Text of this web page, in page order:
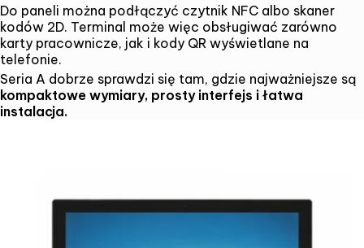
Do paneli można podłączyć czytnik NFC albo skaner
kodów 2D. Terminal może więc obsługiwać zarówno
karty pracownicze, jak i kody QR wyświetlane na
telefonie.
Seria A dobrze sprawdzi się tam, gdzie najważniejsze są
kompaktowe wymiary, prosty interfejs i łatwa
instalacja.